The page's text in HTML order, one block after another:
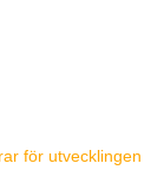
för utvecklingen